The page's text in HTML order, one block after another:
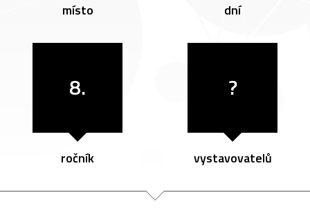
místo dní
8.
ročník
?
vystavovatelů